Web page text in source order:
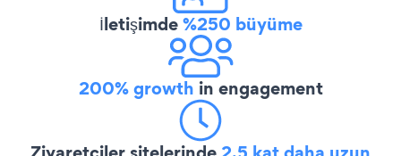
İletişimde%250 büyüme
200% growth in engagement